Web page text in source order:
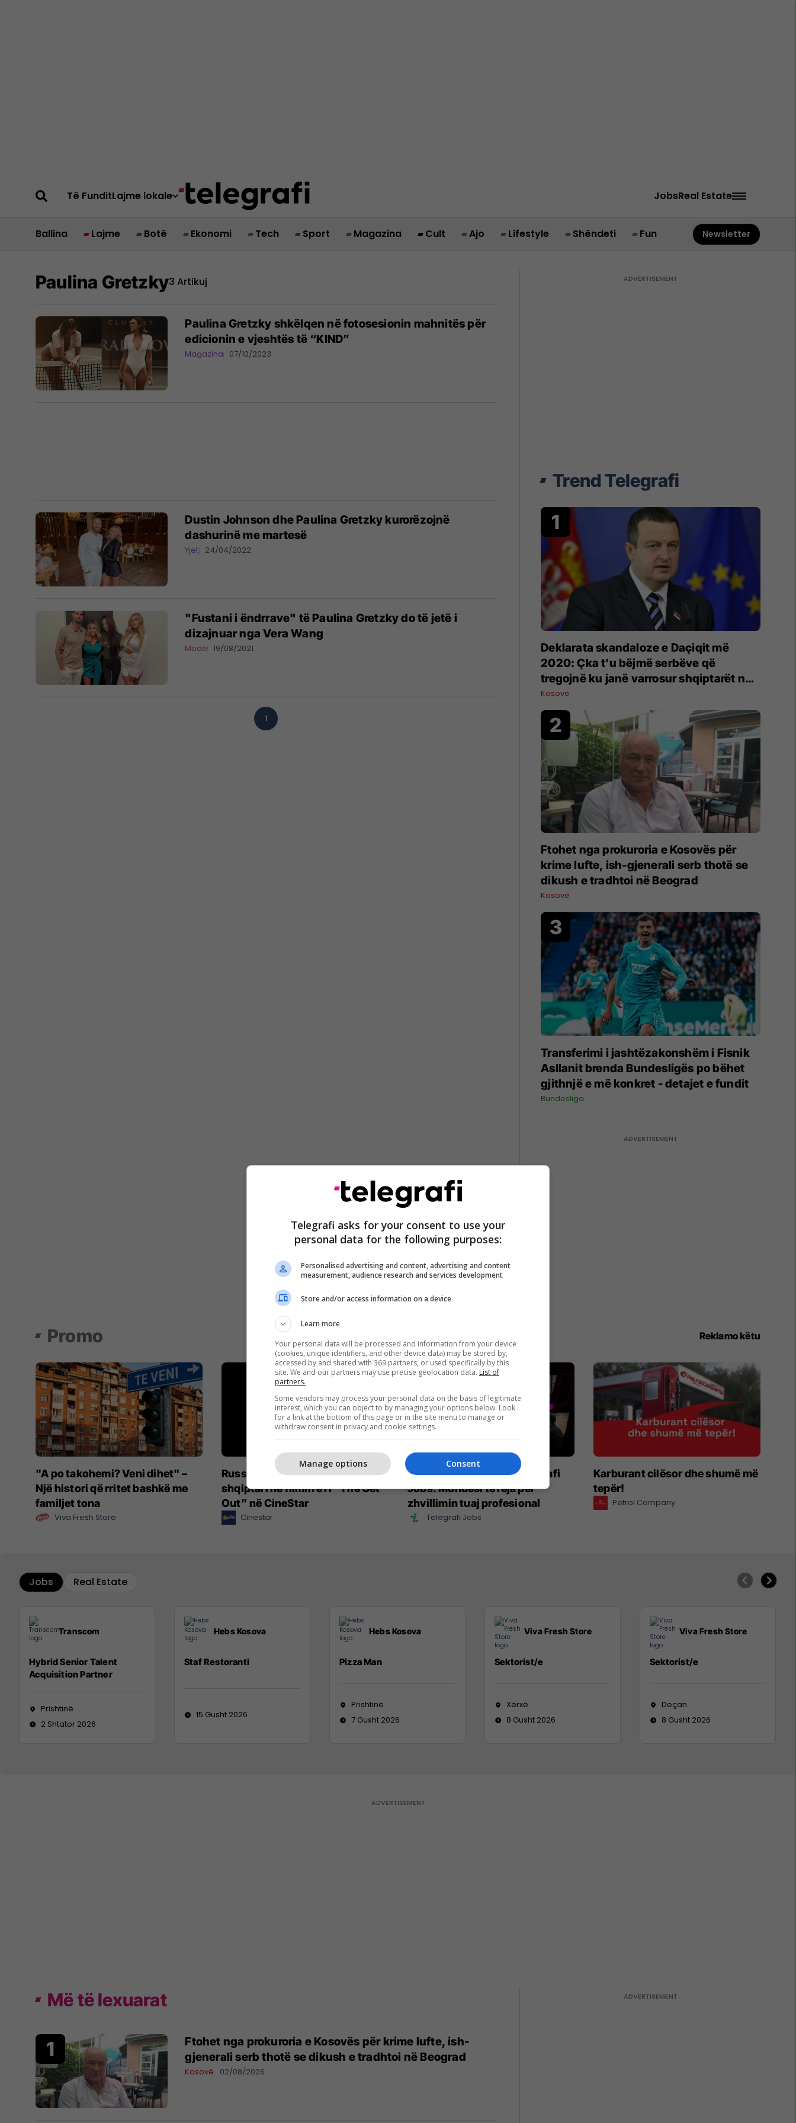
Të FunditLajme lokale JobsReal Estate
Ballina Lajme Botë Ekonomi Tech Sport Magazina Cult Ajo Lifestyle Shëndeti Fun Newsletter
Paulina Gretzky3 Artikuj
Paulina Gretzky shkëlqen në fotosesionin mahnitës për
edicionin e vjeshtës të “KIND”
Magazina 07/10/2023
Dustin Johnson dhe Paulina Gretzky kurorëzojnë
dashurinë me martesë
Yjet 24/04/2022
"Fustani i ëndrrave" të Paulina Gretzky do të jetë i
dizajnuar nga Vera Wang
Modë 19/08/2021
1
Trend Telegrafi
​Deklarata skandaloze e Daçiqit më
2020: Çka t'u bëjmë serbëve që
tregojnë ku janë varrosur shqiptarët në
Serbi
Kosovë
Ftohet nga prokuroria e Kosovës për
krime lufte, ish-gjenerali serb thotë se
dikush e tradhtoi në Beograd
Kosovë
Transferimi i jashtëzakonshëm i Fisnik
Asllanit brenda Bundesligës po bëhet
gjithnjë e më konkret - detajet e fundit
Bundesliga
Promo Reklamo këtu
"A po takohemi? Veni dihet" –
Një histori që rritet bashkë me
familjet tona
Viva Fresh Store
Russell Crowe në rolin e një
shqiptari në filmin e ri “The Get
Out” në CineStar
Cinestar
Konkurset e javës në Telegrafi
Jobs: Mundësi të reja për
zhvillimin tuaj profesional
Telegrafi Jobs
Karburant cilësor dhe shumë më
tepër!
Petrol Company
Jobs Real Estate
Transcom
Hybrid Senior Talent
Acquisition Partner
Prishtinë
2 Shtator 2026
Hebs Kosova
Staf Restoranti
15 Gusht 2026
Hebs Kosova
Pizza Man
Prishtinë
7 Gusht 2026
Viva Fresh Store
Sektorist/e
Xërxë
8 Gusht 2026
Viva Fresh Store
Sektorist/e
Deçan
8 Gusht 2026
Më të lexuarat
Ftohet nga prokuroria e Kosovës për krime lufte, ish-
gjenerali serb thotë se dikush e tradhtoi në Beograd
Kosovë 02/08/2026
Telegrafi asks for your consent to use your
personal data for the following purposes:
Personalised advertising and content, advertising and content
measurement, audience research and services development
Store and/or access information on a device
Learn more
Your personal data will be processed and information from your device
(cookies, unique identifiers, and other device data) may be stored by,
accessed by and shared with 369 partners, or used specifically by this
site. We and our partners may use precise geolocation data. List of
partners.
Some vendors may process your personal data on the basis of legitimate
interest, which you can object to by managing your options below. Look
for a link at the bottom of this page or in the site menu to manage or
withdraw consent in privacy and cookie settings.
Consent
Manage options